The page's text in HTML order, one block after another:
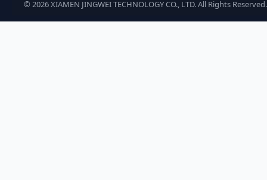
© 2026XIAMEN JINGWEI TECHNOLOGY CO., LTD. All Rights Reserved.